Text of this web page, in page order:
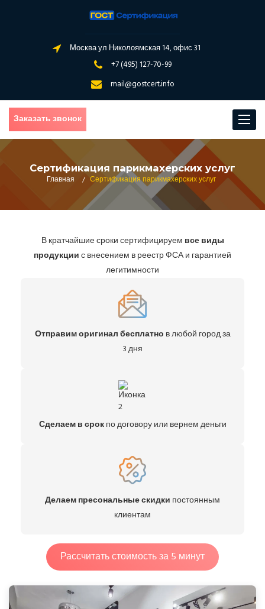
Москва ул Николоямская 14, офис 31
+7 (495) 127-70-99
mail@gostcert.info
Toggle
Заказать звонок
Сертификация парикмахерских услуг
Главная
/ Сертификация парикмахерских услуг
В кратчайшие сроки сертифицируем все виды
продукциис внесением в реестр ФСА и гарантией
легитимности
Отправим оригинал бесплатно в любой город за
3 дня
Сделаем в срокпо договору или вернем деньги
Делаем пресональные скидки постоянным
клиентам
Рассчитать стоимость за 5 минут